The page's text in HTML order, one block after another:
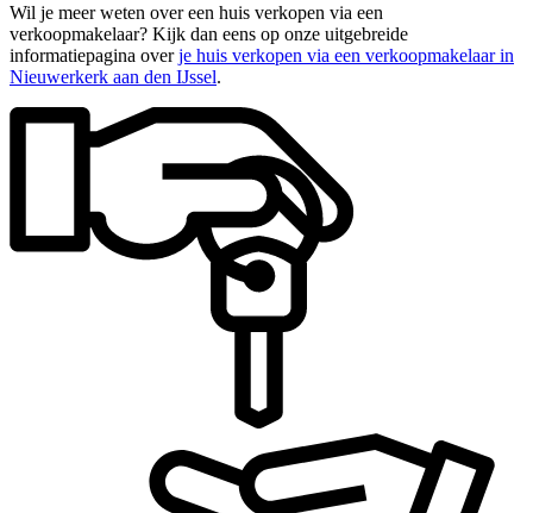
Wil je meer weten over een huis verkopen via een
verkoopmakelaar? Kijk dan eens op onze uitgebreide
informatiepagina overje huis verkopen via een verkoopmakelaar in
Nieuwerkerk aan den IJssel.